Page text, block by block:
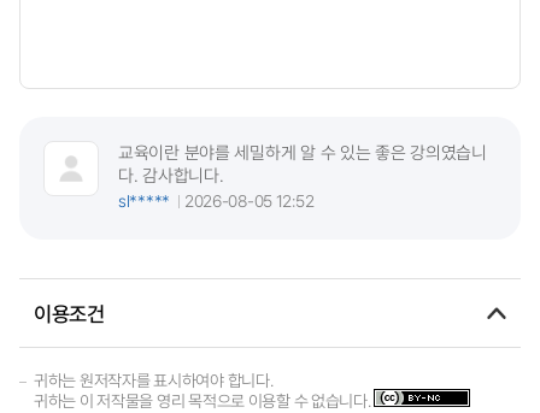
교육이란 분야를 세밀하게 알 수 있는 좋은 강의였습니
다. 감사합니다.
sl*****
2026-08-05 12:52
이용조건
귀하는 원저작자를 표시하여야 합니다.
귀하는 이 저작물을 영리 목적으로 이용할 수 없습니다.